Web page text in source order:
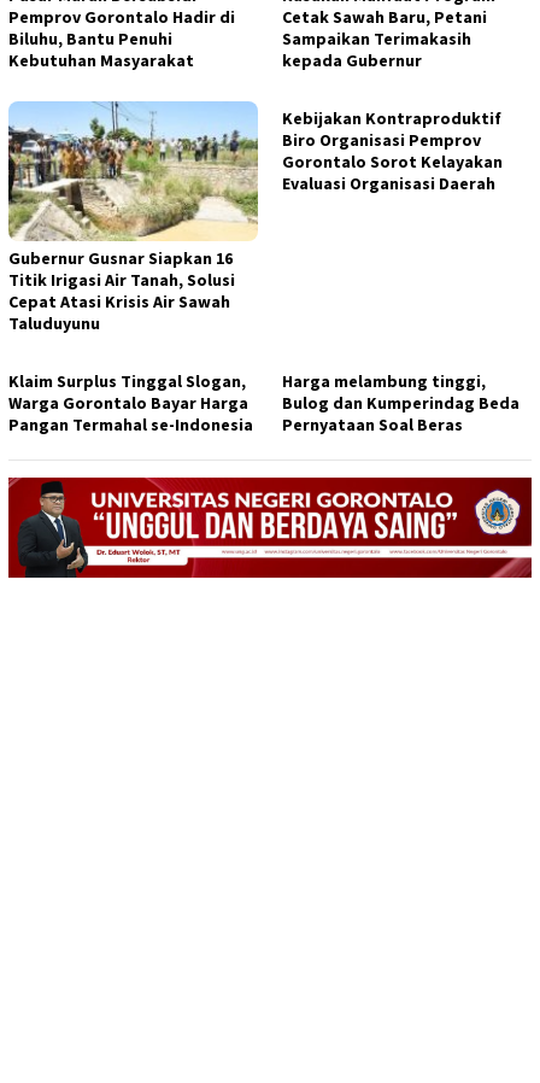
Pemprov Gorontalo Hadir di
Biluhu, Bantu Penuhi
Kebutuhan Masyarakat
Cetak Sawah Baru, Petani
Sampaikan Terimakasih
kepada Gubernur
Gubernur Gusnar Siapkan 16
Titik Irigasi Air Tanah, Solusi
Cepat Atasi Krisis Air Sawah
Taluduyunu
Kebijakan Kontraproduktif
Biro Organisasi Pemprov
Gorontalo Sorot Kelayakan
Evaluasi Organisasi Daerah
Klaim Surplus Tinggal Slogan,
Warga Gorontalo Bayar Harga
Pangan Termahal se-Indonesia
Harga melambung tinggi,
Bulog dan Kumperindag Beda
Pernyataan Soal Beras